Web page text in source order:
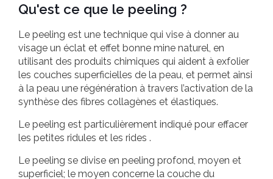
Qu'est ce que le peeling ?
Le peeling est une technique qui vise à donner au
visage un éclat et effet bonne mine naturel, en
utilisant des produits chimiques qui aident à exfolier
les couches superficielles de la peau, et permet ainsi
à la peau une régénération à travers l’activation de la
synthèse des fibres collagènes et élastiques.
Le peeling est particulièrement indiqué pour effacer
les petites ridules et les rides .
Le peeling se divise en peeling profond, moyen et
superficiel; le moyen concerne la couche du